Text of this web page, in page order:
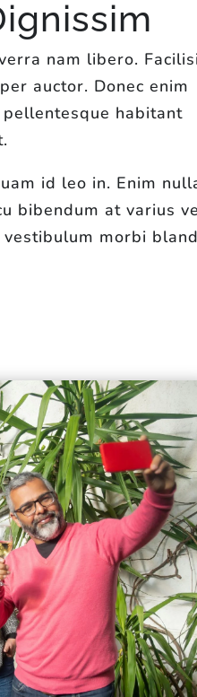
nam libero.
auctor. Donec enim
habitant
id leo in. Enim
bibendum at varius
morbi